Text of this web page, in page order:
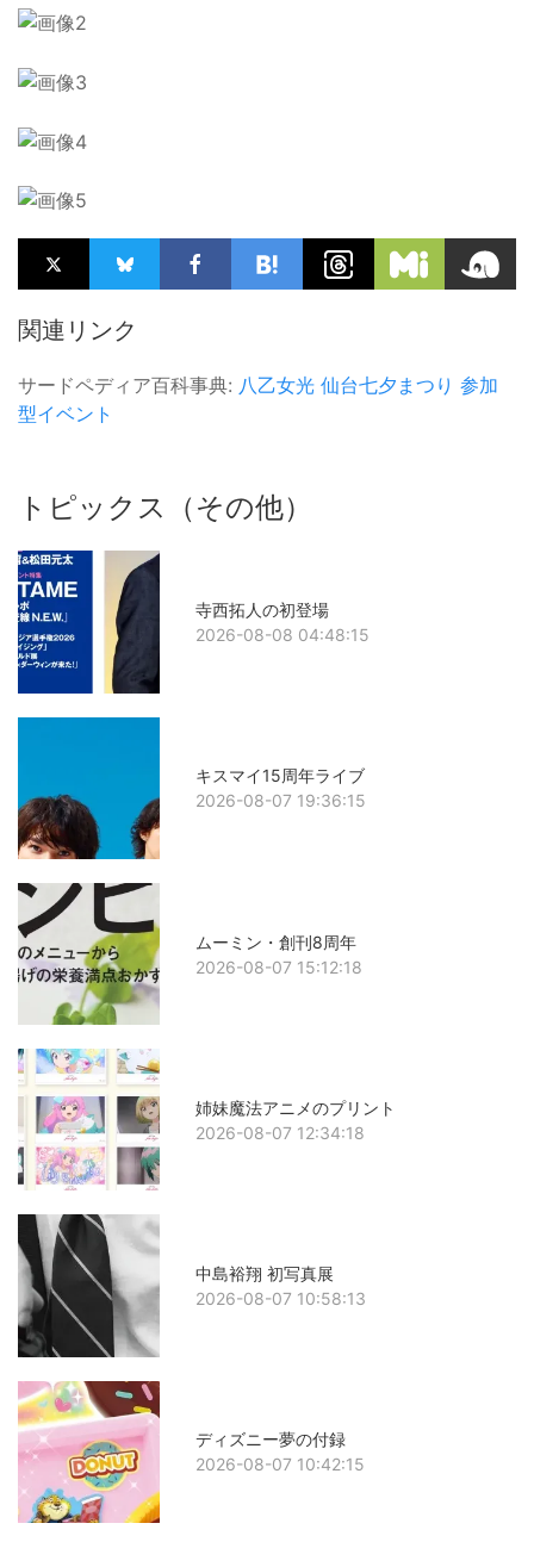
関連リンク
サードペディア百科事典: 八乙女光 仙台七夕まつり 参加
型イベント
トピックス（その他）
寺西拓人の初登場
2026-08-08 04:48:15
キスマイ15周年ライブ
2026-08-07 19:36:15
ムーミン・創刊8周年
2026-08-07 15:12:18
姉妹魔法アニメのプリント
2026-08-07 12:34:18
中島裕翔 初写真展
2026-08-07 10:58:13
ディズニー夢の付録
2026-08-07 10:42:15